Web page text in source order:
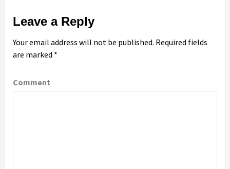
Leave a Reply
Your email address will not be published. Required fields
are marked *
Comment